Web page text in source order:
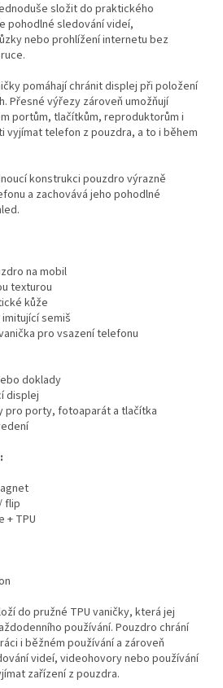
složit do praktického
pohodlné sledování videí,
nebo prohlížení internetu bez
pomáhají chránit displej při položení
Přesné výřezy zároveň umožňují
portům, tlačítkům, reproduktorům i
vyjímat telefon z pouzdra, a to i během
konstrukci pouzdro výrazně
a zachovává jeho pohodlné
na mobil
texturou
kůže
semiš
pro vsazení telefonu
doklady
displej
pro porty, fotoaparát a tlačítka
flip
+ TPU
do pružné TPU vaničky, která jej
používání. Pouzdro chrání
i běžném používání a zároveň
videí, videohovory nebo používání
zařízení z pouzdra.